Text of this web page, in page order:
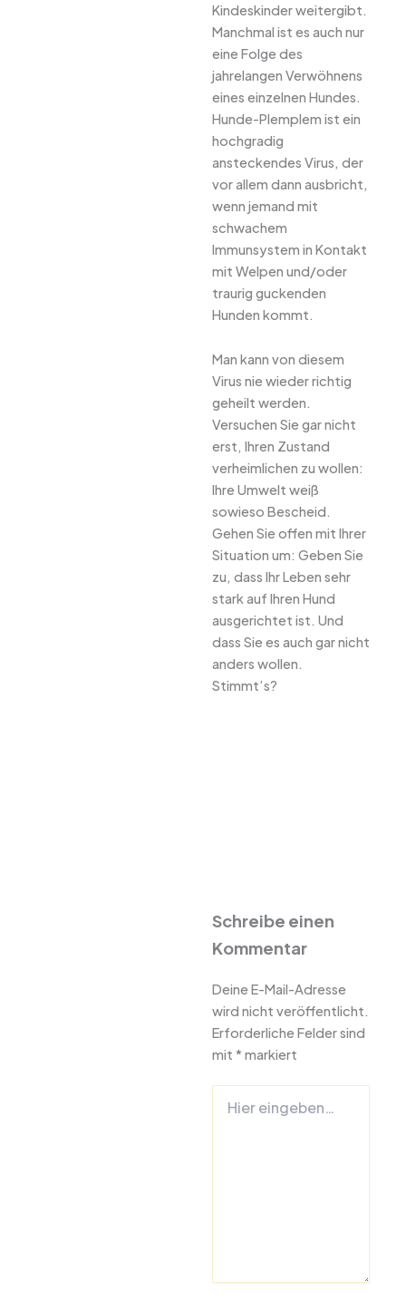
Kindeskinder weitergibt.
Manchmal ist es auch nur
eine Folge des
jahrelangen Verwöhnens
eines einzelnen Hundes.
Hunde-Plemplem ist ein
hochgradig
ansteckendes Virus, der
vor allem dann ausbricht,
wenn jemand mit
schwachem
Immunsystem in Kontakt
mit Welpen und/oder
traurig guckenden
Hunden kommt.
Man kann von diesem
Virus nie wieder richtig
geheilt werden.
Versuchen Sie gar nicht
erst, Ihren Zustand
verheimlichen zu wollen:
Ihre Umwelt weiß
sowieso Bescheid.
Gehen Sie offen mit Ihrer
Situation um: Geben Sie
zu, dass Ihr Leben sehr
stark auf Ihren Hund
ausgerichtet ist. Und
dass Sie es auch gar nicht
anders wollen.
Stimmt’s?
Schreibe einen
Kommentar
Deine E-Mail-Adresse
wird nicht veröffentlicht.
Erforderliche Felder sind
mit * markiert
eingeben…